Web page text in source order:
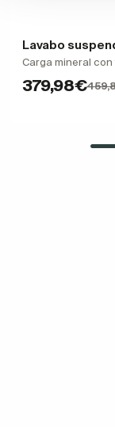
Lavabo
Carga mineral con
379,98€